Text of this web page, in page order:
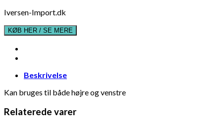
Iversen-Import.dk
KØB HER / SE MERE
Beskrivelse
Kan bruges til både højre og venstre
Relaterede varer